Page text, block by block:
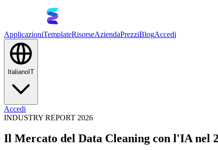
ApplicazioniTemplateRisorseAziendaPrezziBlogAccedi
Italiano IT
Accedi
INDUSTRY REPORT 2026
Il Mercato del Data Cleaning con l'IA nel